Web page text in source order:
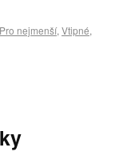
Pro nejmenší, Vtipné,